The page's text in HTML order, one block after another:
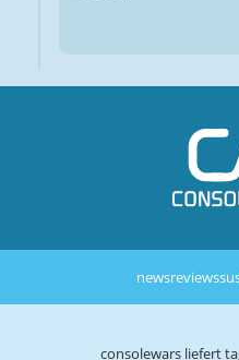
newsreviews
consolewars liefert